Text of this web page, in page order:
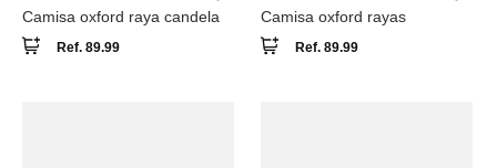
Camisa oxford raya candela
Ref. 89.99
Camisa oxford rayas
Ref. 89.99